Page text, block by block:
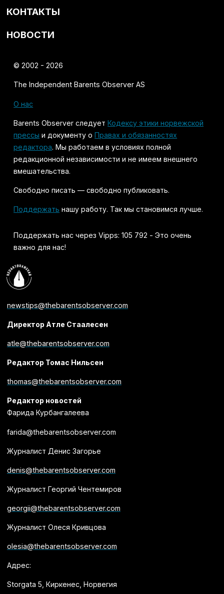
КОНТАКТЫ
НОВОСТИ
© 2002 - 2026
The Independent Barents Observer AS
О нас
Barents Observer следуетКодексу этики норвежской
прессы и документу оПравах и обязанностях
редактора. Мы работаем в условиях полной
редакционной независимости и не имеем внешнего
вмешательства.
Свободно писать — свободно публиковать.
Поддержать нашу работу. Так мы становимся лучше.
Поддержать нас через Vipps: 105 792 - Это очень
важно для нас!
newstips@thebarentsobserver.com
Директор Атле Стаалесен
atle@thebarentsobserver.com
Редактор Томас Нильсен
thomas@thebarentsobserver.com
Редактор новостей
Фарида Курбангалеева
farida@thebarentsobserver.com
Журналист Денис Загорье
denis@thebarentsobserver.com
Журналист Георгий Чентемиров
georgii@thebarentsobserver.com
Журналист Олеся Кривцова
olesia@thebarentsobserver.com
Адрес:
Storgata 5, Киркенес, Норвегия